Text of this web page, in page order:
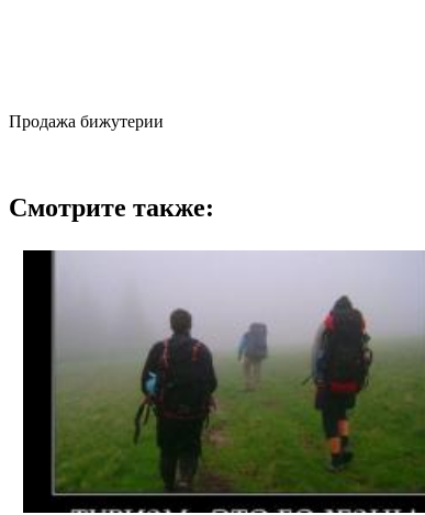
Продажа бижутерии
Смотрите также: